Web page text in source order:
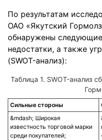
По результатам
ОАО «Якутский
обнаружены
недостатки, а также
(SWOT-анализ):
Таблица 1. SWOT-анализ
Сильные стороны
Широкая
известность торговой марки
среди покупателей;